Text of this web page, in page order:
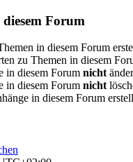
Forum
in diesem Forum
zu Themen in diesem
in diesem Forum nicht
in diesem Forum nicht
in diesem Forum